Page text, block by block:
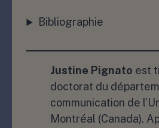
Bibliographie
Justine Pignato est
doctorat du
communication de
Montréal (Canada).